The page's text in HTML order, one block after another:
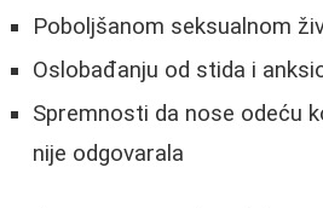
Poboljšanom seksualnom
Oslobađanju od stida i
Spremnosti da nose odeću
nije odgovarala